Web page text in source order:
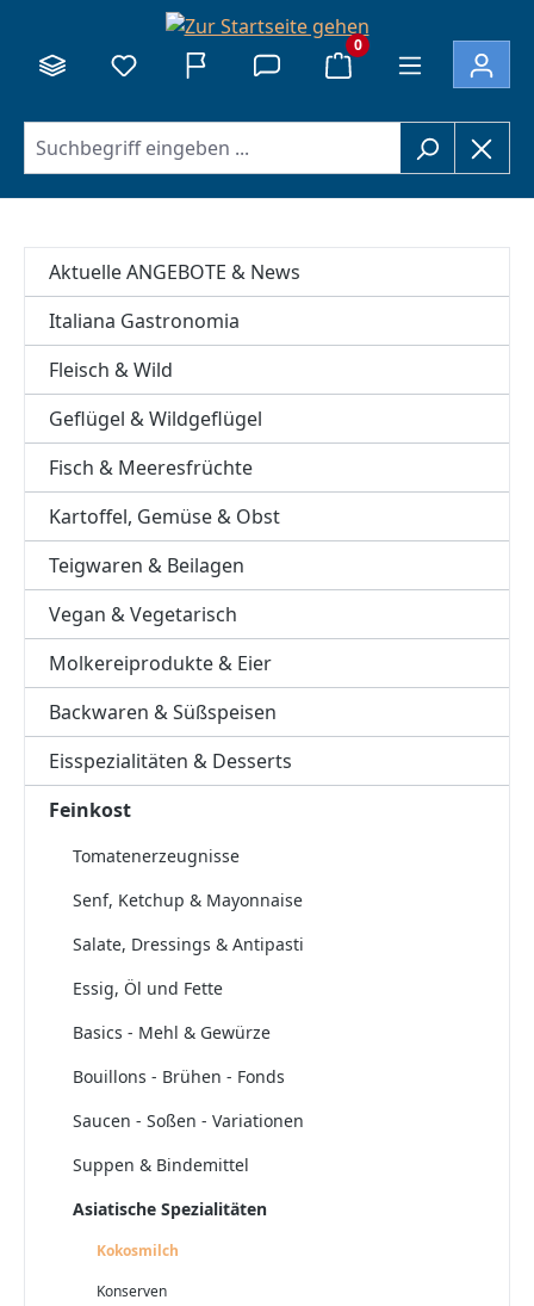
0
Aktuelle ANGEBOTE & News
Italiana Gastronomia
Fleisch & Wild
Geflügel & Wildgeflügel
Fisch & Meeresfrüchte
Kartoffel, Gemüse & Obst
Teigwaren & Beilagen
Vegan & Vegetarisch
Molkereiprodukte & Eier
Backwaren & Süßspeisen
Eisspezialitäten & Desserts
Feinkost
Tomatenerzeugnisse
Senf, Ketchup & Mayonnaise
Salate, Dressings & Antipasti
Essig, Öl und Fette
Basics - Mehl & Gewürze
Bouillons - Brühen - Fonds
Saucen - Soßen - Variationen
Suppen & Bindemittel
Asiatische Spezialitäten
Kokosmilch
Konserven